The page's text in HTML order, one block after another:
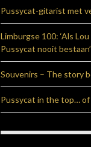
Pussycat-gitarist met
Limburgse 100: ‘Als
Pussycat nooit bestaan’
Souvenirs – The story
Pussycat in the top… of